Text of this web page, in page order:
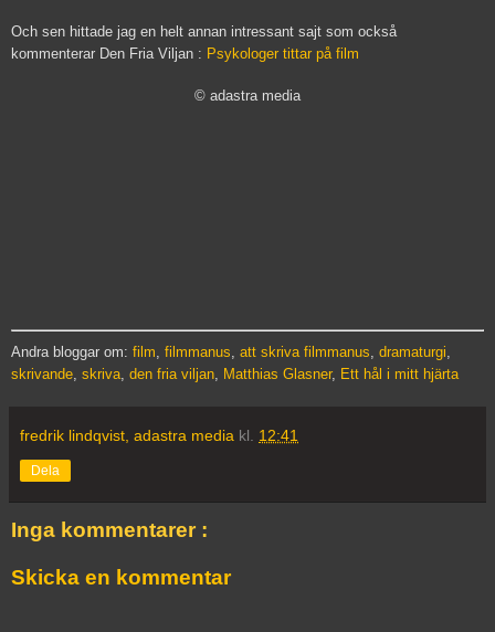
Och sen hittade jag en helt annan intressant sajt som också
kommenterar Den Fria Viljan : Psykologer tittar på film
© adastra media
Andra bloggar om: film filmmanus att skriva filmmanus dramaturgi
skrivande skriva den fria viljan Matthias Glasner, Ett hål i mitt hjärta
fredrik lindqvist, adastra media kl. 12:41
Dela
Inga kommentarer :
Skicka en kommentar